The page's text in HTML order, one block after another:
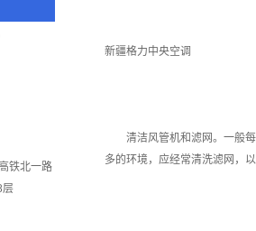
铁北一路
层
新疆格力中央空调
清洁风管机和滤网。一般每
多的环境，应经常清洗滤网，